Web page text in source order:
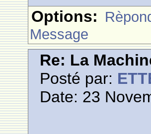
Options:
Message
Re: La
Posté par:
Date: 23